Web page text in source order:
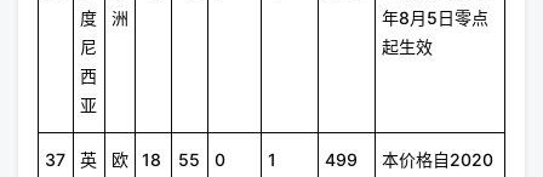
度
尼
西
亚
洲
年8月5日零点
起生效
37
英
欧
18 55 0 1 499
本价格自2020